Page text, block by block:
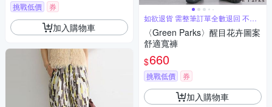
挑戰低價 券
加入購物車
如欲退貨 需整筆訂單全數退回 不能
單退
〈Green Parks〉醒目花卉圖案
舒適寬褲
$660
挑戰低價 券
加入購物車